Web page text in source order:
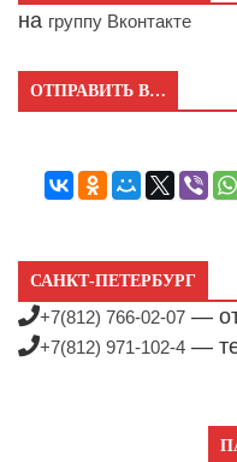
на группу Вконтакте
ОТПРАВИТЬ В…
САНКТ-ПЕТЕРБУРГ
+7(812) 766-02-07 —
+7(812) 971-102-4 —